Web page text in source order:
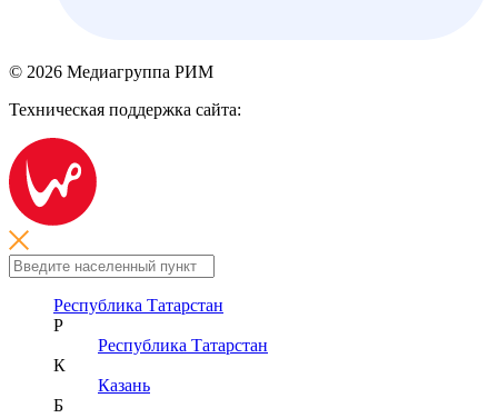
© 2026 Медиагруппа РИМ
Техническая поддержка сайта:
Республика Татарстан
Р
Республика Татарстан
К
Казань
Б